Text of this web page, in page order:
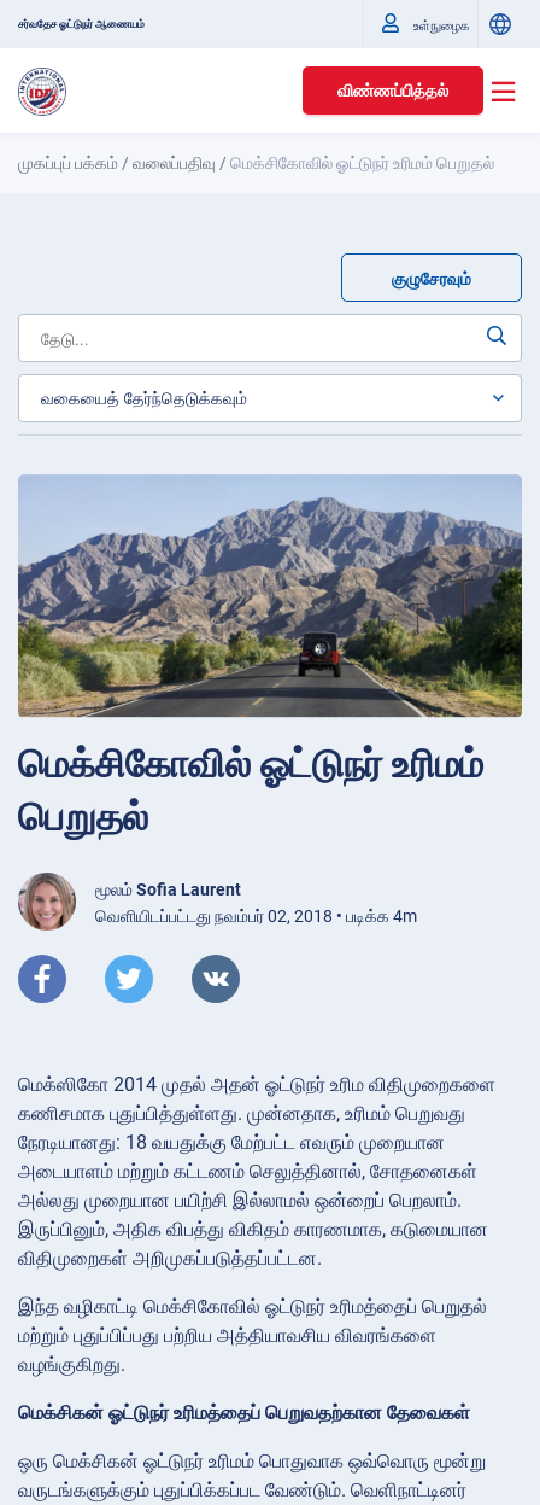
சர்வதேச ஓட்டுநர் ஆணையம் உள்நுழைக
விண்ணப்பித்தல்
முகப்புப் பக்கம் /வலைப்பதிவு /மெக்சிகோவில் ஓட்டுநர் உரிமம் பெறுதல்
குழுசேரவும்
மெக்சிகோவில் ஓட்டுநர் உரிமம்
பெறுதல்
மூலம்Sofia Laurent
வெளியிடப்பட்டது நவம்பர் 02, 2018 • படிக்க 4m
மெக்ஸிகோ 2014 முதல் அதன் ஓட்டுநர் உரிம விதிமுறைகளை
கணிசமாக புதுப்பித்துள்ளது. முன்னதாக, உரிமம் பெறுவது
நேரடியானது: 18 வயதுக்கு மேற்பட்ட எவரும் முறையான
அடையாளம் மற்றும் கட்டணம் செலுத்தினால், சோதனைகள்
அல்லது முறையான பயிற்சி இல்லாமல் ஒன்றைப் பெறலாம்.
இருப்பினும், அதிக விபத்து விகிதம் காரணமாக, கடுமையான
விதிமுறைகள் அறிமுகப்படுத்தப்பட்டன.
இந்த வழிகாட்டி மெக்சிகோவில் ஓட்டுநர் உரிமத்தைப் பெறுதல்
மற்றும் புதுப்பிப்பது பற்றிய அத்தியாவசிய விவரங்களை
வழங்குகிறது.
மெக்சிகன் ஓட்டுநர் உரிமத்தைப் பெறுவதற்கான தேவைகள்
ஒரு மெக்சிகன் ஓட்டுநர் உரிமம் பொதுவாக ஒவ்வொரு மூன்று
வருடங்களுக்கும் புதுப்பிக்கப்பட வேண்டும். வெளிநாட்டினர்